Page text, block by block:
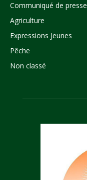
Communiqué de presse
Agriculture
Expressions Jeunes
Pêche
Non classé